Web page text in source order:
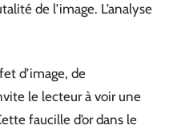
de l’image. L’analyse
d’image, de
le lecteur à voir une
faucille d’or dans le